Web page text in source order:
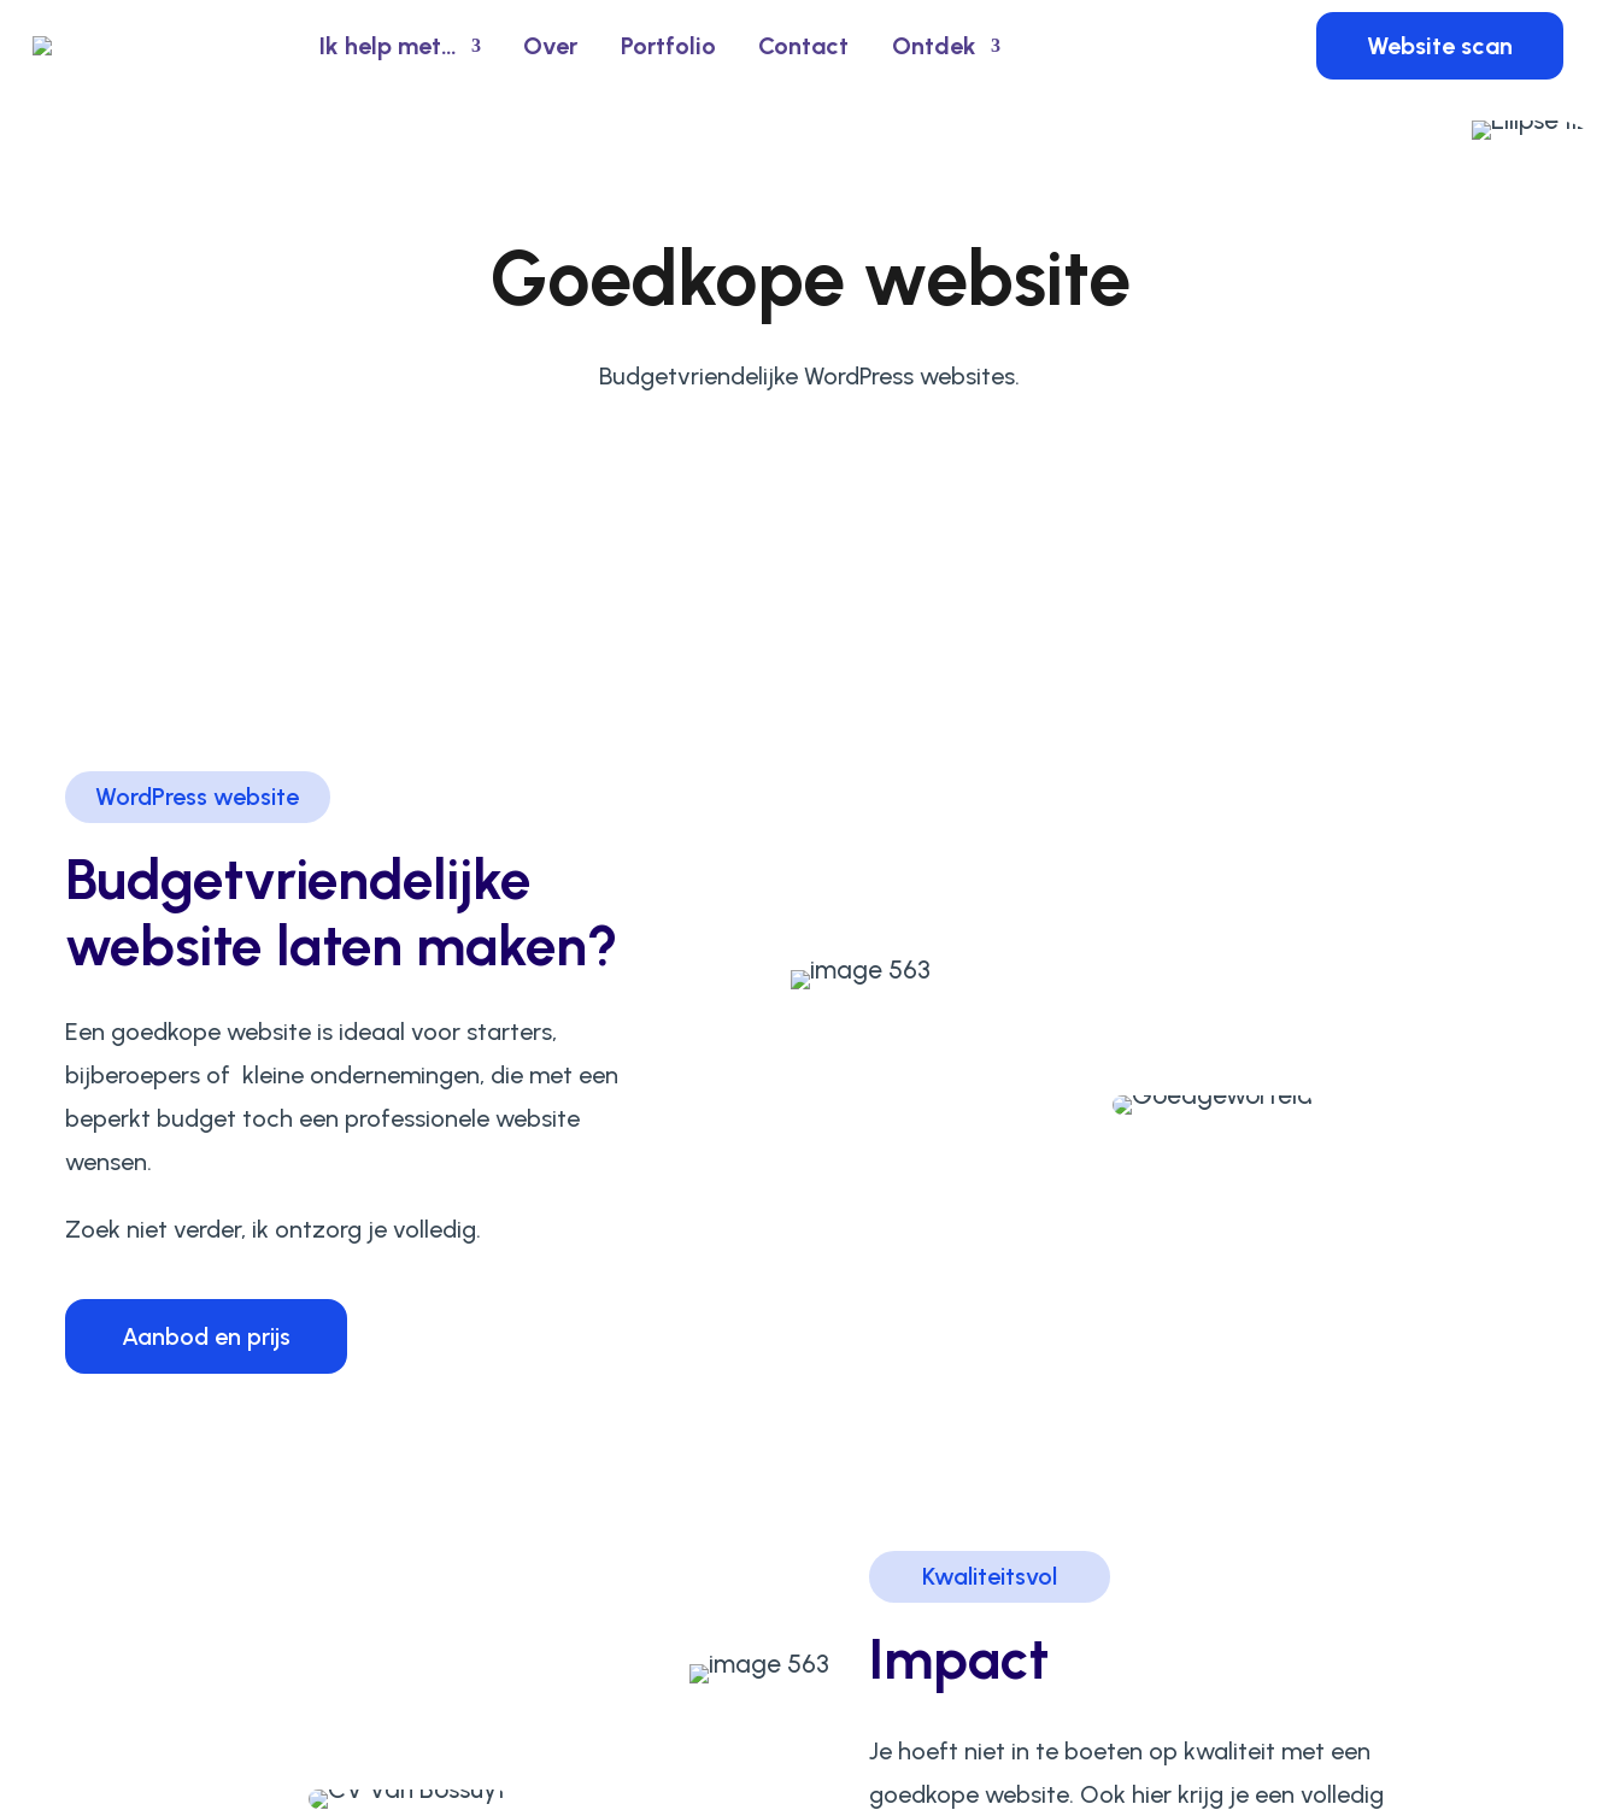
Ik help met… Over Portfolio Contact Ontdek Website scan
Goedkope website
Budgetvriendelijke WordPress websites.
WordPress website
Budgetvriendelijke
website laten maken?
Een goedkope website is ideaal voor starters,
bijberoepers of kleine ondernemingen, die met een
beperkt budget toch een professionele website
wensen.
Zoek niet verder, ik ontzorg je volledig.
Aanbod en prijs
Kwaliteitsvol
Impact
Je hoeft niet in te boeten op kwaliteit met een
goedkope website. Ook hier krijg je een volledig